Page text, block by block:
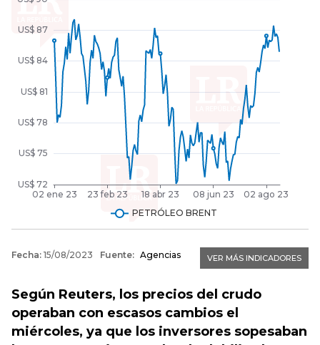
Según Reuters, los precios del crudo
operaban con escasos cambios el
miércoles, ya que los inversores sopesaban